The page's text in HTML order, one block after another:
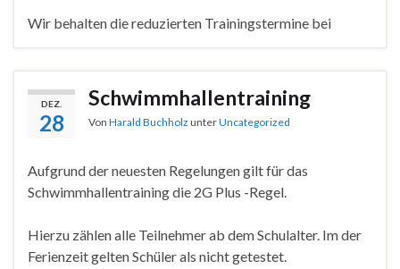
Wir behalten die reduzierten Trainingstermine bei
DEZ.
28
Schwimmhallentraining
Von Harald Buchholz unterUncategorized
Aufgrund der neuesten Regelungen gilt für das
Schwimmhallentraining die 2G Plus -Regel.
Hierzu zählen alle Teilnehmer ab dem Schulalter. Im der
Ferienzeit gelten Schüler als nicht getestet.